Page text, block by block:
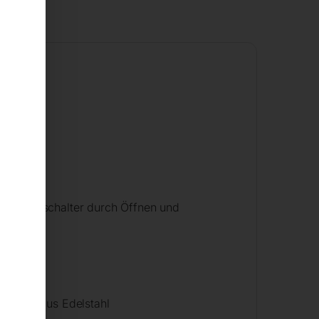
Druckschalter durch Öffnen und
aus Edelstahl